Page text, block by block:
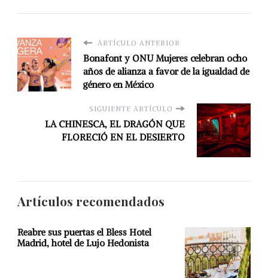
ARTÍCULO ANTERIOR
Bonafont y ONU Mujeres celebran ocho
años de alianza a favor de la igualdad de
género en México
SIGUIENTE ARTÍCULO
LA CHINESCA, EL DRAGÓN QUE
FLORECIÓ EN EL DESIERTO
Artículos recomendados
Reabre sus puertas el Bless Hotel
Madrid, hotel de Lujo Hedonista